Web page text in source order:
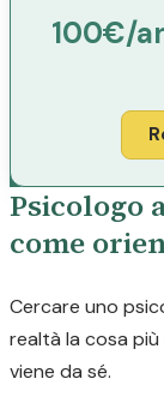
100€/
Psicologo
come
Cercare uno
realtà la cosa
viene da sé.